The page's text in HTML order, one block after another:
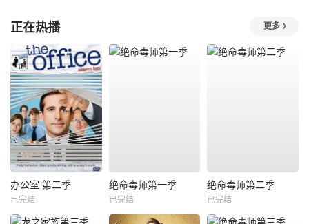
正在热播 更多
办公室 第二季
已完结
绝命毒师第一季
已完结
绝命毒师第二季
已完结